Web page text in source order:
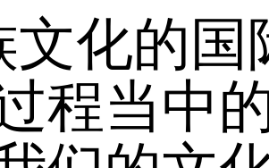
文化的
程当中